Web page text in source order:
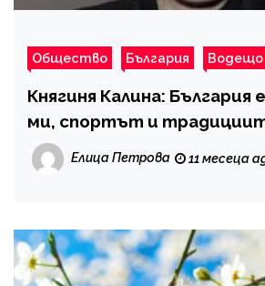
Общество България Водещо
Княгиня Калина: България
ми, спортът и
от ежедневието ми
Елица Петрова 11 месеца